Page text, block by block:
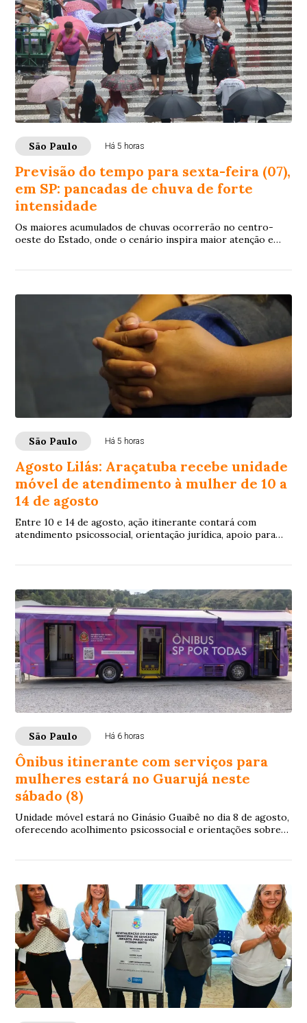
São Paulo Há 5 horas
Previsão do tempo para sexta-feira (07),
em SP: pancadas de chuva de forte
intensidade
Os maiores acumulados de chuvas ocorrerão no centro-
oeste do Estado, onde o cenário inspira maior atenção e
São Paulo Há 5 horas
Agosto Lilás: Araçatuba recebe unidade
móvel de atendimento à mulher de 10 a
14 de agosto
Entre 10 e 14 de agosto, ação itinerante contará com
atendimento psicossocial, orientação jurídica, apoio para
São Paulo Há 6 horas
Ônibus itinerante com serviços para
mulheres estará no Guarujá neste
sábado (8)
Unidade móvel estará no Ginásio Guaibê no dia 8 de agosto,
oferecendo acolhimento psicossocial e orientações sobre